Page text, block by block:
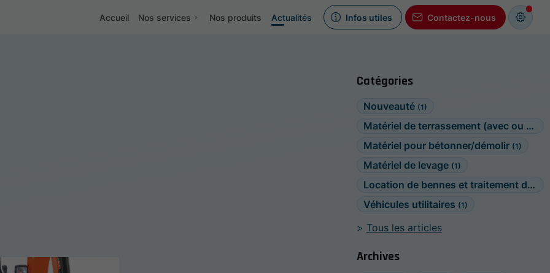
Accueil Nos services Nos produits Actualités Infos utiles Contactez-nous
Catégories
Nouveauté (1)
Matériel de terrassement (avec ou sans opérateur)
Matériel pour bétonner/démolir (1)
Matériel de levage (1)
Location de bennes et traitement de déchet
Véhicules utilitaires (1)
Tous les articles
Archives